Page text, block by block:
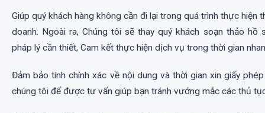
Giúp quý khách hàng không cần đi lại trong quá trình thực hiện
doanh. Ngoài ra, Chúng tôi sẽ thay quý khách soạn thảo
pháp lý cần thiết, Cam kết thực hiện dịch vụ trong thời gian
Đảm bảo tính chính xác về nội dung và thời gian xin giấy
chúng tôi để được tư vấn giúp bạn tránh vướng mắc các thủ